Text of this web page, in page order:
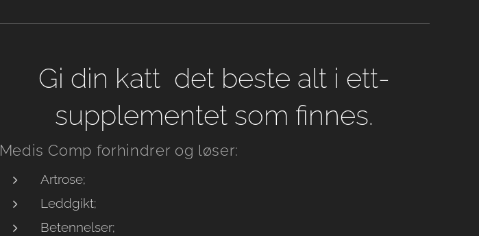
Gi din katt det beste alt i ett-
supplementet som finnes.
Medis Comp forhindrer og løser:
Artrose;
Leddgikt;
Betennelser;